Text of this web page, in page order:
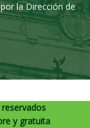
la Dirección de
y gratuita